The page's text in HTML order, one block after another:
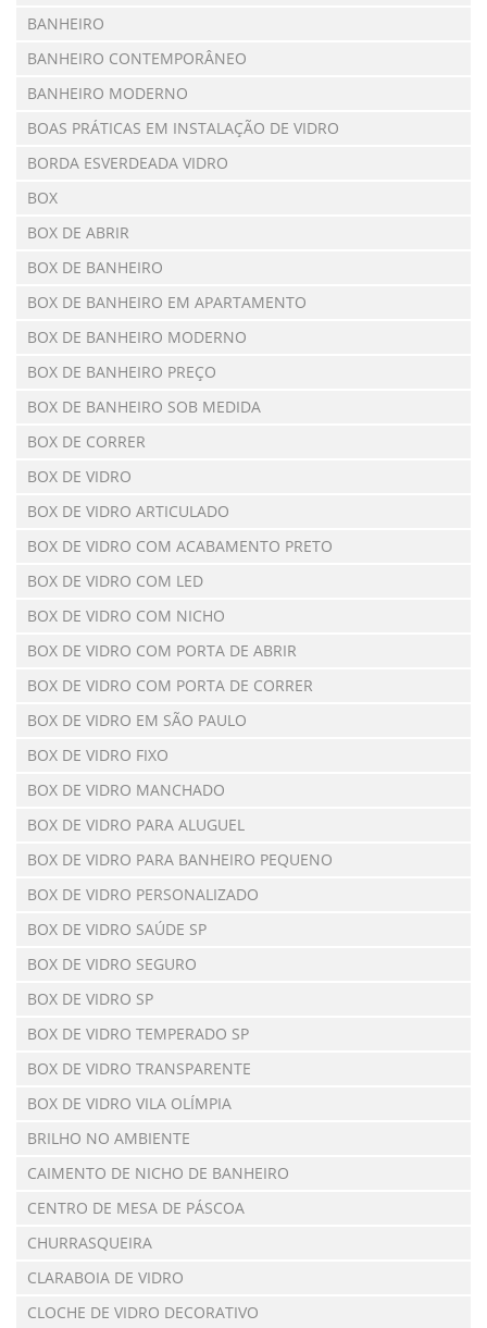
BANHEIRO
BANHEIRO CONTEMPORÂNEO
BANHEIRO MODERNO
BOAS PRÁTICAS EM INSTALAÇÃO DE VIDRO
BORDA ESVERDEADA VIDRO
BOX
BOX DE ABRIR
BOX DE BANHEIRO
BOX DE BANHEIRO EM APARTAMENTO
BOX DE BANHEIRO MODERNO
BOX DE BANHEIRO PREÇO
BOX DE BANHEIRO SOB MEDIDA
BOX DE CORRER
BOX DE VIDRO
BOX DE VIDRO ARTICULADO
BOX DE VIDRO COM ACABAMENTO PRETO
BOX DE VIDRO COM LED
BOX DE VIDRO COM NICHO
BOX DE VIDRO COM PORTA DE ABRIR
BOX DE VIDRO COM PORTA DE CORRER
BOX DE VIDRO EM SÃO PAULO
BOX DE VIDRO FIXO
BOX DE VIDRO MANCHADO
BOX DE VIDRO PARA ALUGUEL
BOX DE VIDRO PARA BANHEIRO PEQUENO
BOX DE VIDRO PERSONALIZADO
BOX DE VIDRO SAÚDE SP
BOX DE VIDRO SEGURO
BOX DE VIDRO SP
BOX DE VIDRO TEMPERADO SP
BOX DE VIDRO TRANSPARENTE
BOX DE VIDRO VILA OLÍMPIA
BRILHO NO AMBIENTE
CAIMENTO DE NICHO DE BANHEIRO
CENTRO DE MESA DE PÁSCOA
CHURRASQUEIRA
CLARABOIA DE VIDRO
CLOCHE DE VIDRO DECORATIVO